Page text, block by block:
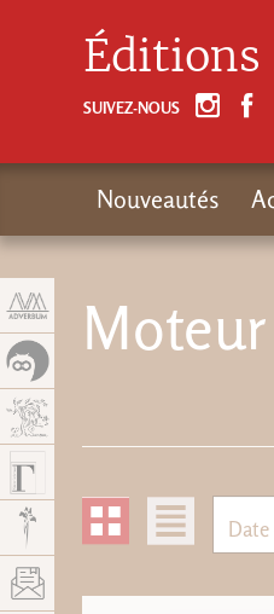
Éditions
SUIVEZ-NOUS
Nouveautés